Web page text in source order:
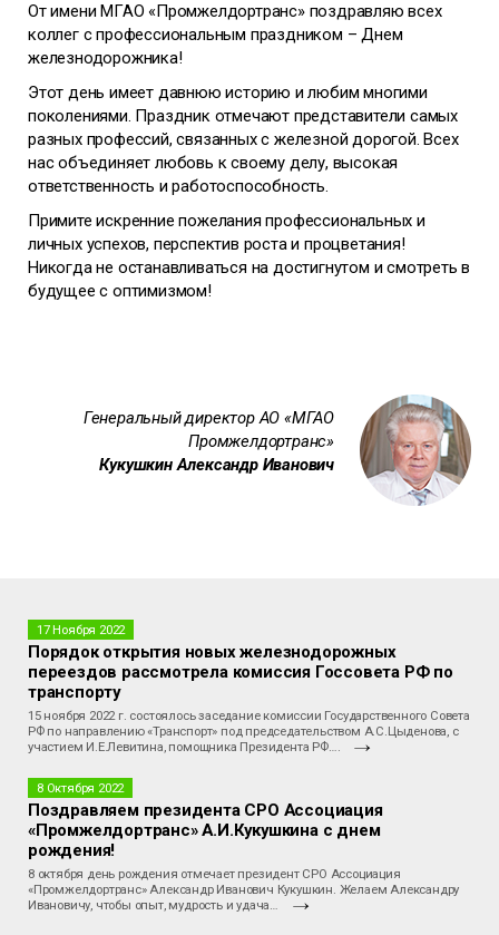
От имени МГАО «Промжелдортранс» поздравляю всех
коллег с профессиональным праздником – Днем
железнодорожника!
Этот день имеет давнюю историю и любим многими
поколениями. Праздник отмечают представители самых
разных профессий, связанных с железной дорогой. Всех
нас объединяет любовь к своему делу, высокая
ответственность и работоспособность.
Примите искренние пожелания профессиональных и
личных успехов, перспектив роста и процветания!
Никогда не останавливаться на достигнутом и смотреть в
будущее с оптимизмом!
Генеральный директор АО «МГАО
Промжелдортранс»
Кукушкин Александр Иванович
17 Ноября 2022
Порядок открытия новых железнодорожных
переездов рассмотрела комиссия Госсовета РФ по
транспорту
15 ноября 2022 г. состоялось заседание комиссии Государственного Совета
РФ по направлению «Транспорт» под председательством А.С.Цыденова, с
участием И.Е.Левитина, помощника Президента РФ….
8 Октября 2022
Поздравляем президента СРО Ассоциация
«Промжелдортранс» А.И.Кукушкина с днем
рождения!
8 октября день рождения отмечает президент СРО Ассоциация
«Промжелдортранс» Александр Иванович Кукушкин. Желаем Александру
Ивановичу, чтобы опыт, мудрость и удача…